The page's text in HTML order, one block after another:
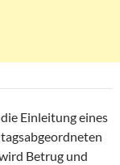
Einleitung eines
Betrug und